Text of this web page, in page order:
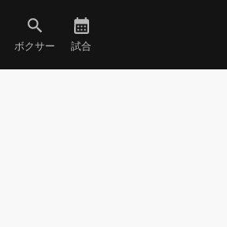
ボクサー 試合